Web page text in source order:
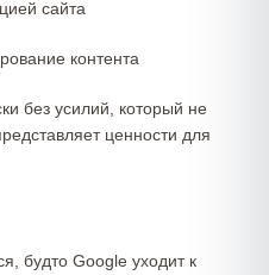
сайта
контента
без усилий, который не
ценности для
будто Google уходит к